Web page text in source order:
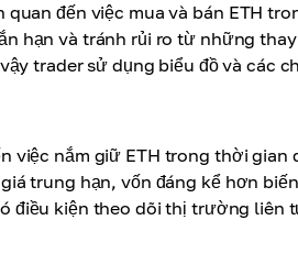
đến việc mua và bán ETH
hạn và tránh rủi ro từ những
trader sử dụng biểu đồ và các
việc nắm giữ ETH trong thời
trung hạn, vốn đáng kể hơn
điều kiện theo dõi thị trường liên